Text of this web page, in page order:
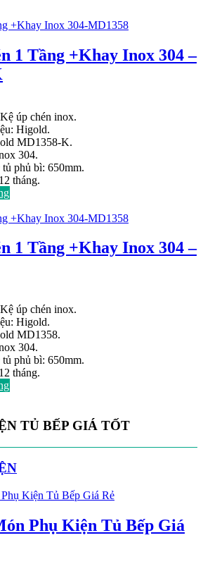
1 Tầng +Khay Inox 304 –
úp chén inox.
Higold.
MD1358-K.
304.
phủ bì: 650mm.
tháng.
1 Tầng +Khay Inox 304 –
úp chén inox.
Higold.
MD1358.
304.
phủ bì: 650mm.
tháng.
TỦ BẾP GIÁ TỐT
Phụ Kiện Tủ Bếp Giá